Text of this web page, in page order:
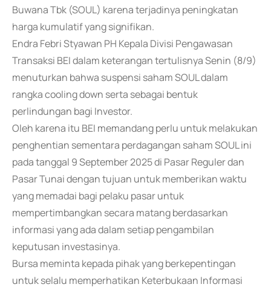
Buwana Tbk (SOUL) karena terjadinya peningkatan
harga kumulatif yang signifikan.
Endra Febri Styawan PH Kepala Divisi Pengawasan
Transaksi BEI dalam keterangan tertulisnya Senin (8/9)
menuturkan bahwa suspensi saham SOUL dalam
rangka cooling down serta sebagai bentuk
perlindungan bagi Investor.
Oleh karena itu BEI memandang perlu untuk melakukan
penghentian sementara perdagangan saham SOUL ini
pada tanggal 9 September 2025 di Pasar Reguler dan
Pasar Tunai dengan tujuan untuk memberikan waktu
yang memadai bagi pelaku pasar untuk
mempertimbangkan secara matang berdasarkan
informasi yang ada dalam setiap pengambilan
keputusan investasinya.
Bursa meminta kepada pihak yang berkepentingan
untuk selalu memperhatikan Keterbukaan Informasi